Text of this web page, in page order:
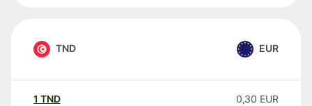
TND EUR
1 TND 0,30 EUR